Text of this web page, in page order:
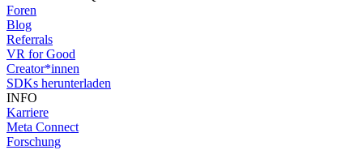
Foren
Blog
Referrals
VR for Good
Creator*innen
SDKs herunterladen
INFO
Karriere
Meta Connect
Forschung